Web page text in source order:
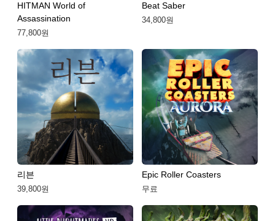
HITMAN World of
Assassination
77,800원
Beat Saber
34,800원
리븐
39,800원
Epic Roller Coasters
무료